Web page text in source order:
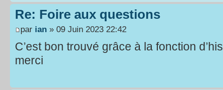
Re: Foire aux questions
par ian » 09 Juin 2023 22:42
C’est bon trouvé grâce à la fonction
merci